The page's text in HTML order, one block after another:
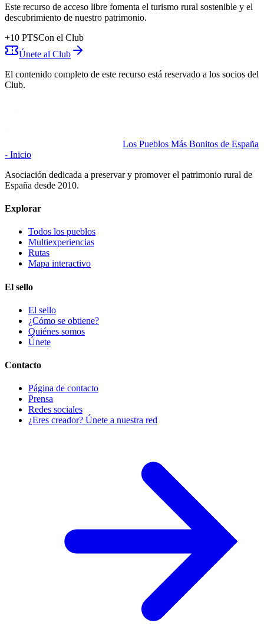
Este recurso de acceso libre fomenta el turismo rural sostenible y el
descubrimiento de nuestro patrimonio.
+10 PTSCon el Club
Únete al Club
El contenido completo de este recurso está reservado a los socios del
Club.
Los Pueblos Más Bonitos de España
- Inicio
Asociación dedicada a preservar y promover el patrimonio rural de
España desde 2010.
Explorar
Todos los pueblos
Multiexperiencias
Rutas
Mapa interactivo
El sello
El sello
¿Cómo se obtiene?
Quiénes somos
Únete
Contacto
Página de contacto
Prensa
Redes sociales
¿Eres creador? Únete a nuestra red